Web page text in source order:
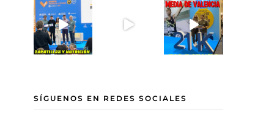
SÍGUENOS EN REDES SOCIALES